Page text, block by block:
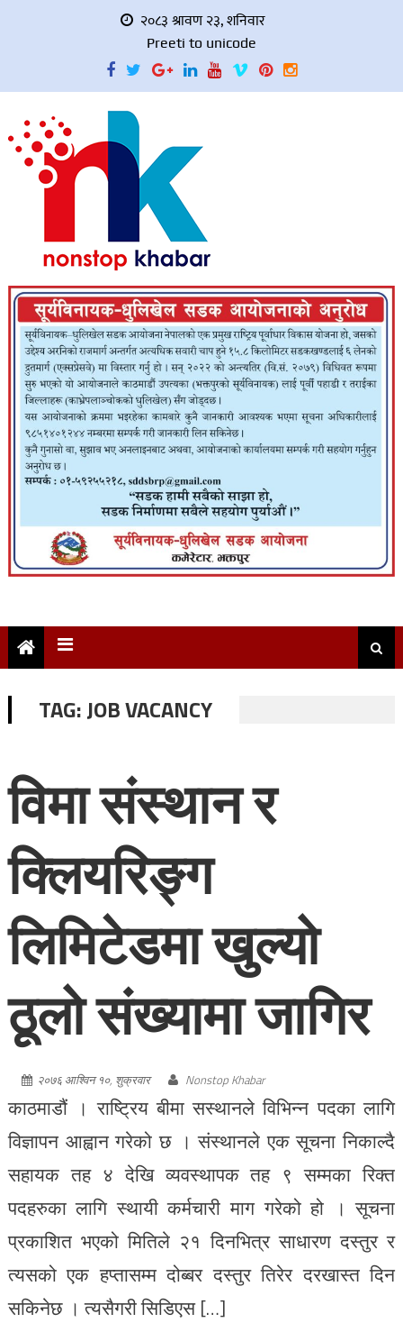
२०८३ श्रावण २३, शनिवार
Preeti to unicode
TAG:JOB VACANCY
विमा संस्थान र
क्लियरिङ्ग
लिमिटेडमा खुल्यो
ठूलो संख्यामा जागिर
२०७६ आश्विन १०, शुक्रवार Nonstop Khabar
काठमाडौं । राष्ट्रिय बीमा सस्थानले विभिन्न पदका लागि
विज्ञापन आह्वान गरेको छ । संस्थानले एक सूचना निकाल्दै
सहायक तह ४ देखि व्यवस्थापक तह ९ सम्मका रिक्त
पदहरुका लागि स्थायी कर्मचारी माग गरेको हो । सूचना
प्रकाशित भएको मितिले २१ दिनभित्र साधारण दस्तुर र
त्यसको एक हप्तासम्म दोब्बर दस्तुर तिरेर दरखास्त दिन
सकिनेछ । त्यसैगरी सिडिएस […]